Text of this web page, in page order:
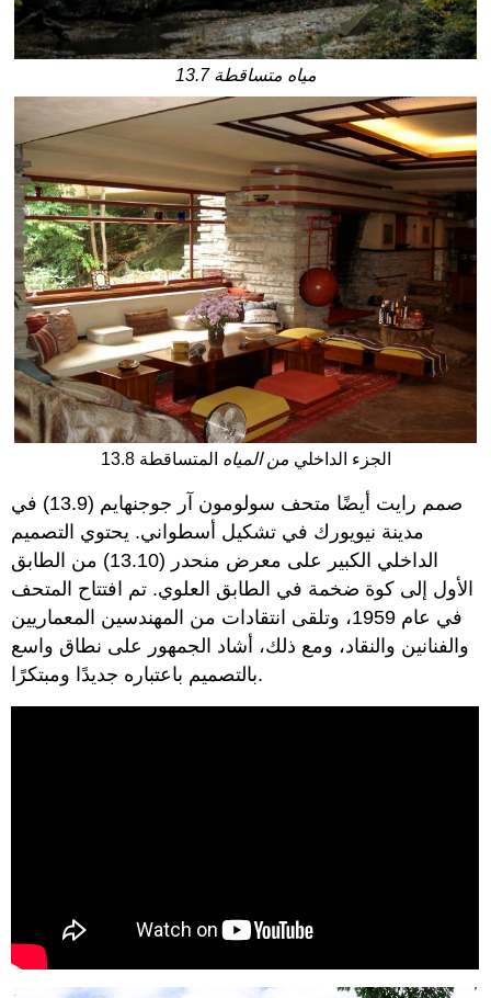
13.7 مياه متساقطة
13.8 الجزء الداخلي من المياه المتساقطة
صمم رايت أيضًا متحف سولومون آر جوجنهايم (13.9) في
مدينة نيويورك في تشكيل أسطواني. يحتوي التصميم
الداخلي الكبير على معرض منحدر (13.10) من الطابق
الأول إلى كوة ضخمة في الطابق العلوي. تم افتتاح المتحف
في عام 1959، وتلقى انتقادات من المهندسين المعماريين
والفنانين والنقاد، ومع ذلك، أشاد الجمهور على نطاق واسع
بالتصميم باعتباره جديدًا ومبتكرًا.